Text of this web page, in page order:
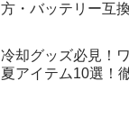
方・バッテリー互
冷却グッズ必見！
夏アイテム10選！